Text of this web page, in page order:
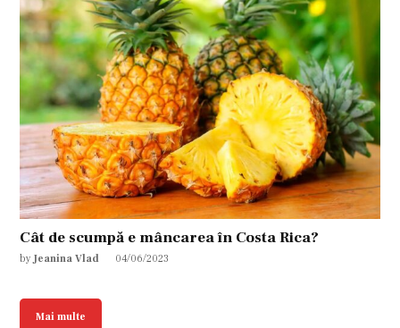
Cât de scumpă e mâncarea în Costa Rica?
by Jeanina Vlad 04/06/2023
Mai multe